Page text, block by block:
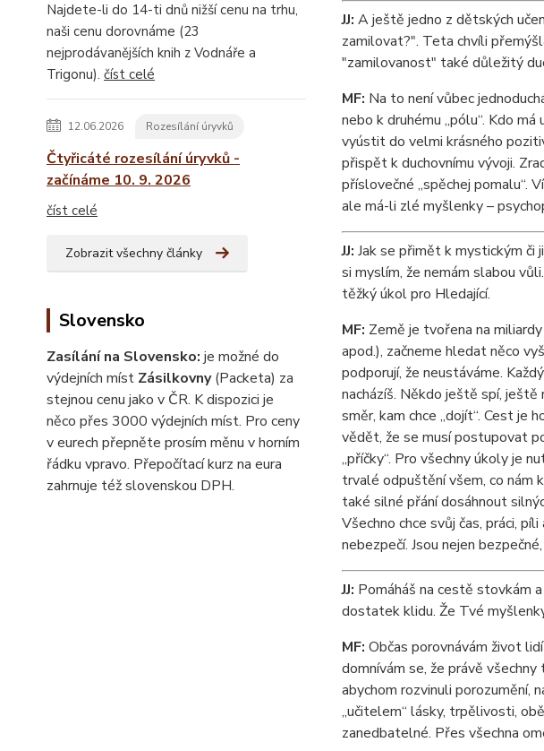
Najdete-li do 14-ti dnů nižší cenu na trhu,
naši cenu dorovnáme (23
nejprodávanějších knih z Vodnáře a
Trigonu). číst celé
12.06.2026 Rozesílání úryvků
Čtyřicáté rozesílání úryvků -
začínáme 10. 9. 2026
číst celé
Zobrazit všechny články
Slovensko
Zasílání na Slovensko: je možné do
výdejních míst Zásilkovny(Packeta) za
stejnou cenu jako v ČR. K dispozici je
něco přes 3000 výdejních míst. Pro ceny
v eurech přepněte prosím měnu v horním
řádku vpravo. Přepočítací kurz na eura
zahrnuje též slovenskou DPH.
JJ: A ještě jedno z dětských
zamilovat?". Teta chvíli
"zamilovanost" také důležitý
MF: Na to není vůbec
nebo k druhému „pólu“. Kdo
vyústit do velmi krásného
přispět k duchovnímu vývoji.
příslovečné „spěchej pomalu“.
ale má-li zlé myšlenky –
JJ: Jak se přimět k mystickým či
si myslím, že nemám slabou
těžký úkol pro Hledající.
MF: Země je tvořena na
apod.), začneme hledat něco
podporují, že neustáváme.
nacházíš. Někdo ještě spí,
směr, kam chce „dojít“. Cest je
vědět, že se musí postupovat
„příčky“. Pro všechny úkoly je
trvalé odpuštění všem, co nám
také silné přání dosáhnout
Všechno chce svůj čas, práci,
nebezpečí. Jsou nejen
JJ: Pomáháš na cestě stovkám
dostatek klidu. Že Tvé
MF: Občas porovnávám život
domnívám se, že právě
abychom rozvinuli porozumění,
„učitelem“ lásky, trpělivosti,
zanedbatelné. Přes všechna